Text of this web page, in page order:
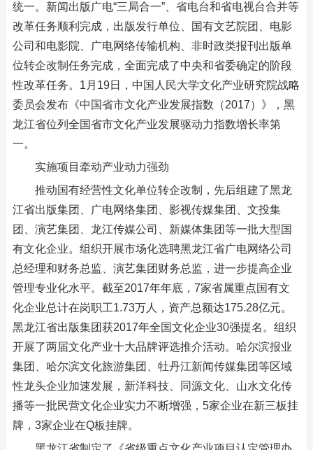
统一。新闻出版广电“三局合一”、省电台和省电视台合并等
改革任务顺利完成，出版发行单位、国有文艺院团、电影
公司和电影院、广电网络传输机构、非时政类报刊出版单
位转企改制任务完成，全面完成了中央和省委确定的阶段
性改革任务。1月19日，中国人民大学文化产业研究院战略
委员会发布《中国省市文化产业发展指数（2017）》，黑
龙江省位列全国省市文化产业发展驱动力指数增长率第
一。
实施项目牵动产业动力强劲
推动国有经营性文化单位转企改制，先后组建了黑龙
江省出版集团、广电网络集团、影视传媒集团、文投集
团、演艺集团、龙江传媒公司、新媒体集团等一批大型国
有文化企业。组织开展市场化选聘黑龙江省广电网络公司
总经理和财务总监、演艺集团财务总监，进一步提高企业
管理专业化水平。截至2017年年底，7家省属重点国有文
化企业总计在岗职工1.73万人，资产总额达175.28亿元。
黑龙江省出版集团获2017年全国文化企业30强提名。组织
开展了两届文化产业十大品牌评选推介活动。哈尔滨报业
集团、哈尔滨文化旅游集团、牡丹江新闻传媒集团等区域
性龙头企业加速发展，新洋科技、同源文化、山水文化传
播等一批民营文化企业实力不断增强，5家企业在新三板挂
牌，3家企业在Q板挂牌。